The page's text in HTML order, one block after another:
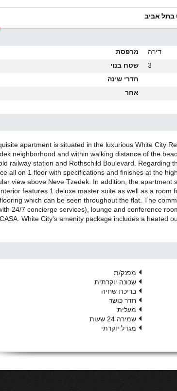
בתל אביב
דירה מרפסת
3 שטח בנוי
חדרי שינה
אחר
apartment is situated in the luxurious White City
neighborhood and within walking distance of the
railway station and Rothschild Boulevard. Regarding
all on 1 floor with specifications and finishes at the
view above Neve Tzedek. In addition, the apartment
features 1 deluxe master suite as well as a room
which can be seen throughout the flat. The
24/7 concierge services), lounge and conference
White City's amenity package includes a heated
מפנק/ת
שכונה יוקרתית
בריכת שחיה
חדר כושר
מעלית
שמירה 24 שעות
מגדל יוקרתי